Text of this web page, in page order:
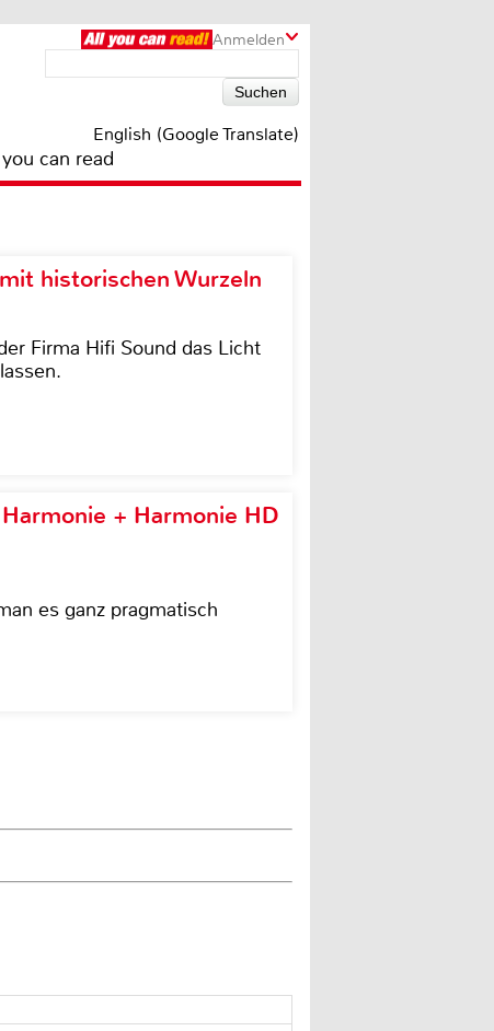
Anmelden
English (Google Translate)
can read
historischen Wurzeln
Firma Hifi Sound das Licht
+ Harmonie HD
es ganz pragmatisch